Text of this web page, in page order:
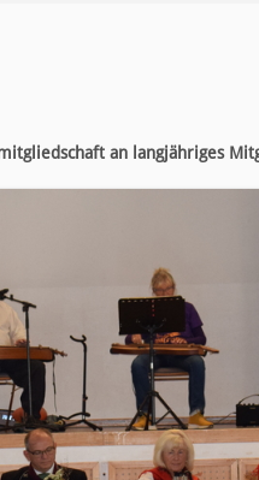
an langjähriges